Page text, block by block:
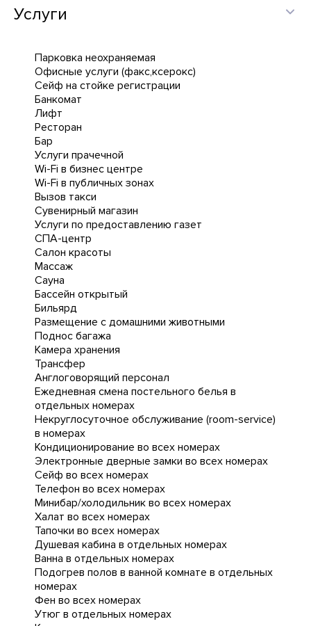
Услуги
Парковка неохраняемая
Офисные услуги (факс,ксерокс)
Сейф на стойке регистрации
Банкомат
Лифт
Ресторан
Бар
Услуги прачечной
Wi-Fi в бизнес центре
Wi-Fi в публичных зонах
Вызов такси
Сувенирный магазин
Услуги по предоставлению газет
СПА-центр
Салон красоты
Массаж
Сауна
Бассейн открытый
Бильярд
Размещение с домашними животными
Поднос багажа
Камера хранения
Трансфер
Англоговорящий персонал
Ежедневная cмена постельного белья в
отдельных номерах
Некруглосуточное обслуживание (room-service)
в номерах
Кондиционирование во всех номерах
Электронные дверные замки во всех номерах
Сейф во всех номерах
Телефон во всех номерах
Минибар/холодильник во всех номерах
Халат во всех номерах
Тапочки во всех номерах
Душевая кабина в отдельных номерах
Ванна в отдельных номерах
Подогрев полов в ванной комнате в отдельных
номерах
Фен во всех номерах
Утюг в отдельных номерах